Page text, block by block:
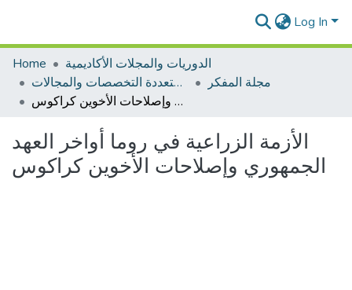
Log In
Home
الدوريات والمجلات الأكاديمية
مجلات متعددة التخصصات والمجالات
مجلة المفكر
الأزمة الزراعية في روما أواخر العهد الجمهوري وإصلاحات الأخوين كراكوس
الأزمة الزراعية في روما أواخر العهد
الجمهوري وإصلاحات الأخوين كراكوس